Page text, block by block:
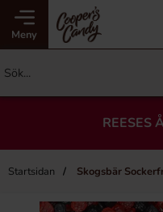
Meny
REESES
Startsidan Skogsbär